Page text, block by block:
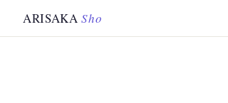
ARISAKASho